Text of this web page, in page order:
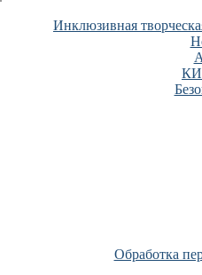
Инклюзивная
Обработка